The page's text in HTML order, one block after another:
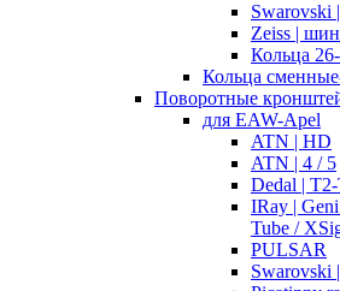
Swarovski
Zeiss |
Кольца
Кольца
Поворотные
для EAW-Apel
ATN | HD
ATN | 4 / 5
Dedal |
IRay |
Tube /
PULSAR
Swarovski